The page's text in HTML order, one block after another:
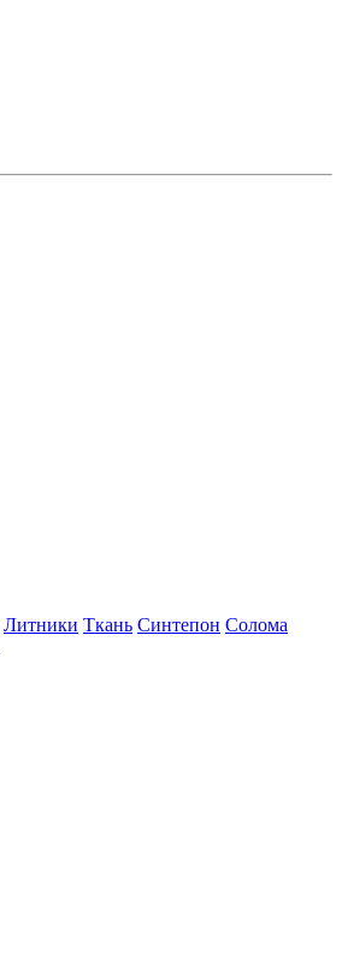
Литники Ткань Синтепон Солома